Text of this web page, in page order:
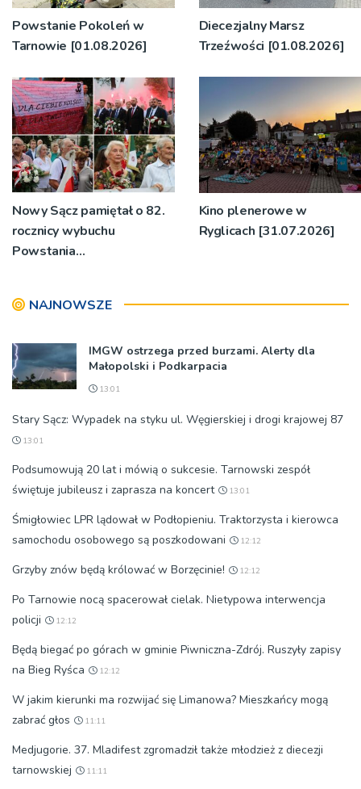
Powstanie Pokoleń w
Tarnowie [01.08.2026]
Diecezjalny Marsz
Trzeźwości [01.08.2026]
Nowy Sącz pamiętał o 82.
rocznicy wybuchu
Powstania
Kino plenerowe w
Ryglicach [31.07.2026]
NAJNOWSZE
IMGW ostrzega przed burzami. Alerty dla
Małopolski i Podkarpacia
13:01
Stary Sącz: Wypadek na styku ul. Węgierskiej i drogi krajowej 87
13:01
Podsumowują 20 lat i mówią o sukcesie. Tarnowski zespół
świętuje jubileusz i zaprasza na koncert
13:01
Śmigłowiec LPR lądował w Podłopieniu. Traktorzysta i kierowca
samochodu osobowego są poszkodowani
12:12
Grzyby znów będą królować w Borzęcinie! 12:12
Po Tarnowie nocą spacerował cielak. Nietypowa interwencja
policji
12:12
Będą biegać po górach w gminie Piwniczna-Zdrój. Ruszyły zapisy
na Bieg Ryśca
12:12
W jakim kierunki ma rozwijać się Limanowa? Mieszkańcy mogą
zabrać głos
11:11
Medjugorie. 37. Mladifest zgromadził także młodzież z diecezji
tarnowskiej
11:11